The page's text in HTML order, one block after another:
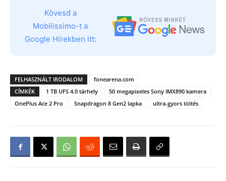
Kövesd a
Mobilissimo-t a
Google Hírekben itt:
FELHASZNÁLT IRODALOM
fonearena.com
CÍMKÉK
1 TB UFS 4.0 tárhely
50 megapixeles Sony IMX890 kamera
OnePlus Ace 2 Pro
Snapdragon 8 Gen2 lapka ultra-gyors töltés